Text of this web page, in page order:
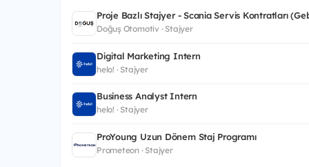
Proje Bazlı Stajyer - Scania Servis Kontratları
Doğuş Otomotiv · Stajyer
Digital Marketing Intern
helo! · Stajyer
Business Analyst Intern
helo! · Stajyer
ProYoung Uzun Dönem Staj Programı
Prometeon · Stajyer